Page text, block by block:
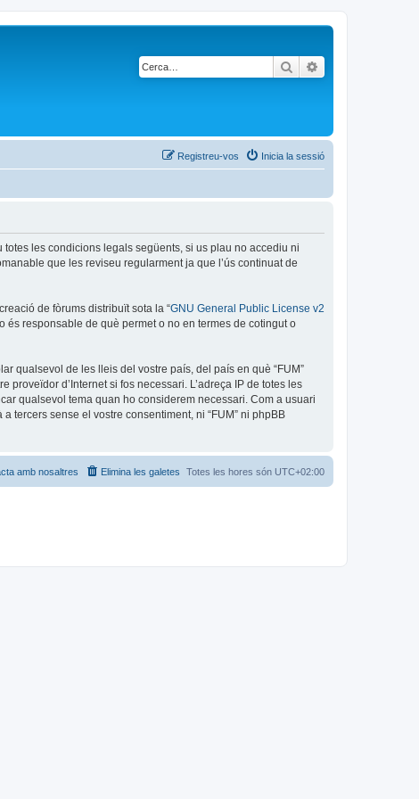
Cerca
Inicia la sessió
Registreu-vos
totes les condicions legals següents, si us plau no accediu ni
que les reviseu regularment ja que l’ús continuat de
de fòrums distribuït sota la “GNU General Public License v2
és responsable de què permet o no en termes de cotingut o
qualsevol de les lleis del vostre país, del país en què “FUM”
d’Internet si fos necessari. L’adreça IP de totes les
qualsevol tema quan ho considerem necessari. Com a usuari
tercers sense el vostre consentiment, ni “FUM” ni phpBB
Totes les hores són UTC+02:00
Elimina les galetes
amb nosaltres